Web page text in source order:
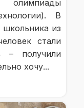
В
из
стали
– получили
хочу...